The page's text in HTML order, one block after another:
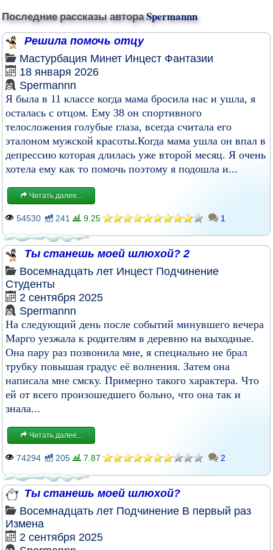
Последние рассказы автораSpermannn
Решила помочь отцу
Мастурбация Минет Инцест Фантазии
18 января 2026
Spermannn
Я была в 11 классе когда мама бросила нас и ушла, я
осталась с отцом. Ему 38 он спортивного
телосложения голубые глаза, всегда считала его
эталоном мужской красоты.Когда мама ушла он впал в
депрессию которая длилась уже второй месяц. Я очень
хотела ему как то помочь поэтому я подошла и...
Читать далее...
54530 241 9.25 1
Ты станешь моей шлюхой? 2
Восемнадцать лет Инцест Подчинение
Студенты
2 сентября 2025
Spermannn
На следующий день после событий минувшего вечера
Марго уезжала к родителям в деревню на выходные.
Она пару раз позвонила мне, я специально не брал
трубку повышая градус её волнения. Затем она
написала мне смску. Примерно такого характера. Что
ей от всего произошедшего больно, что она так и
знала...
Читать далее...
74294 205 7.87 2
Ты станешь моей шлюхой?
Восемнадцать лет Подчинение В первый раз
Измена
2 сентября 2025